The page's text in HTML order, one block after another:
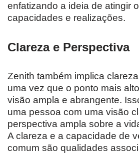
enfatizando a ideia de atingir
capacidades e realizações.
Clareza e Perspectiva
Zenith também implica
uma vez que o ponto mais
visão ampla e abrangente.
uma pessoa com uma visão
perspectiva ampla sobre a
A clareza e a capacidade de
comum são qualidades